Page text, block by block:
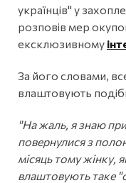
українців" у
розповів мер
ексклюзивному
За його словами,
влаштовують
"На жаль, я знаю
повернулися з
місяць тому жінку,
влаштовують таке